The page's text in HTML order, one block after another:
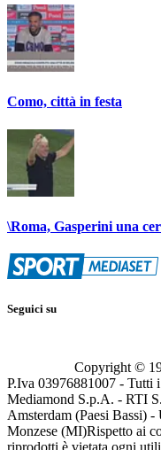
Como, città in festa
\Roma, Gasperini una
Seguici su
Copyright ©
P.Iva 03976881007 - Tutti
Mediamond S.p.A. - RTI
Amsterdam (Paesi Bassi)
Monzese (MI)Rispetto ai